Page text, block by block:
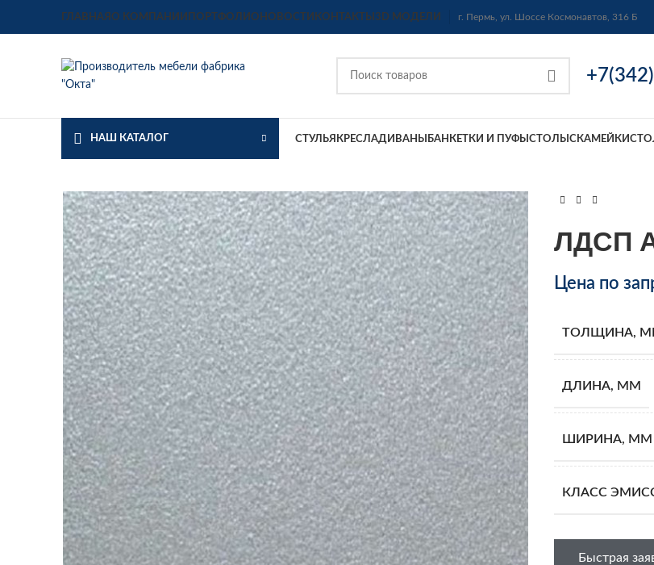
ГЛАВНАЯ О КОМПАНИИ ПОРТФОЛИО НОВОСТИ КОНТАКТЫ 3D МОДЕЛИ г. Пермь, ул. Шоссе Космонавтов, 316 Б
НАШ КАТАЛОГ СТУЛЬЯ КРЕСЛАДИВАНЫ БАНКЕТКИ И ПУФЫ СТОЛЫ СКАМЕЙКИ
ЛДСП
Цена по
ТОЛЩИНА,
ДЛИНА, ММ
ШИРИНА, ММ
КЛАСС
Быстрая